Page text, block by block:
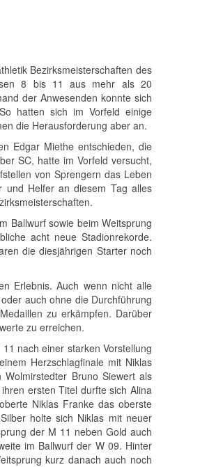
Bezirksmeisterschaften des
8 bis 11 aus mehr als 20
der Anwesenden konnte sich
hatten sich im Vorfeld einige
die Herausforderung aber an.
Edgar Miethe entschieden, die
SC, hatte im Vorfeld versucht,
von Sprengern das Leben
und Helfer an diesem Tag alles
Ballwurf sowie beim Weitsprung
acht neue Stadionrekorde.
die diesjährigen Starter noch
Erlebnis. Auch wenn nicht alle
auch ohne die Durchführung
zu erkämpfen. Darüber
zu erreichen.
nach einer starken Vorstellung
Herzschlagfinale mit Niklas
Bruno Siewert als
ersten Titel durfte sich Alina
Niklas Franke das oberste
holte sich Niklas mit neuer
der M 11 neben Gold auch
im Ballwurf der W 09. Hinter
kurz danach auch noch